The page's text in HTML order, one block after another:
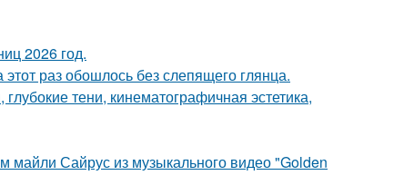
2026 год.
раз обошлось без слепящего глянца.
тени, кинематографичная эстетика,
майли Сайрус из музыкального видео "Golden